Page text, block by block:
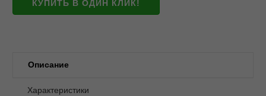
КУПИТЬ В ОДИН КЛИК!
Описание
Характеристики